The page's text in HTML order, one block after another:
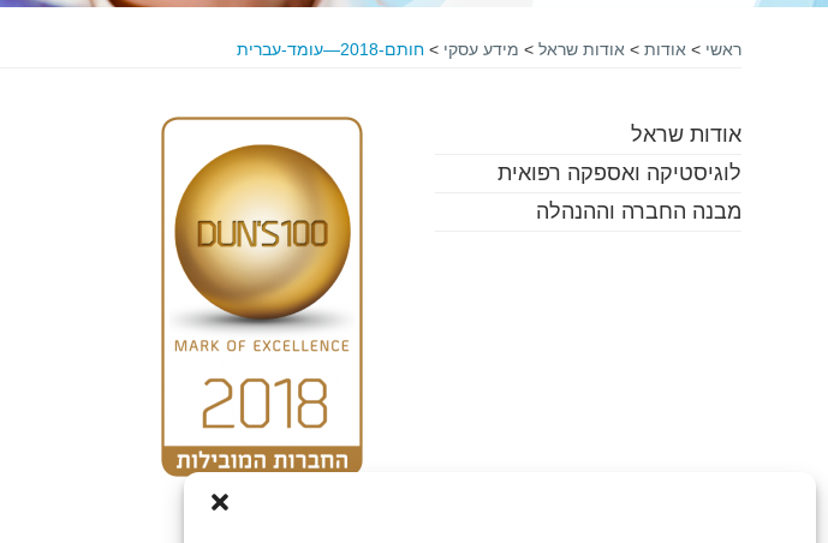
ראשי > אודות > אודות שראל > מידע עסקי > חותם-2018—עומד-עברית
אודות שראל
לוגיסטיקה ואספקה רפואית
מבנה החברה וההנהלה